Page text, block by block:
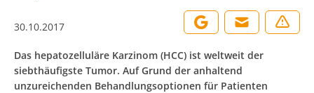
30.10.2017
Das hepatozelluläre Karzinom (HCC) ist weltweit der
siebthäufigste Tumor. Auf Grund der anhaltend
unzureichenden Behandlungsoptionen für Patienten